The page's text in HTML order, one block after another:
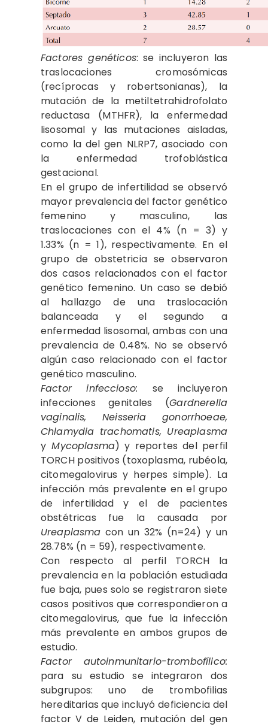
Factores genéticos: se incluyeron las
traslocaciones cromosómicas
(recíprocas y robertsonianas), la
mutación de la metiltetrahidrofolato
reductasa (MTHFR), la enfermedad
lisosomal y las mutaciones aisladas,
como la del gen NLRP7, asociado con
la enfermedad trofoblástica
gestacional.
En el grupo de infertilidad se observó
mayor prevalencia del factor genético
femenino y masculino, las
traslocaciones con el 4% (n = 3) y
1.33% (n = 1), respectivamente. En el
grupo de obstetricia se observaron
dos casos relacionados con el factor
genético femenino. Un caso se debió
al hallazgo de una traslocación
balanceada y el segundo a
enfermedad lisosomal, ambas con una
prevalencia de 0.48%. No se observó
algún caso relacionado con el factor
genético masculino.
Factor infeccioso: se incluyeron
infecciones genitales (Gardnerella
vaginalis, Neisseria gonorrhoeae,
Chlamydia trachomatis, Ureaplasma
y Mycoplasma) y reportes del perfil
TORCH positivos (toxoplasma, rubéola,
citomegalovirus y herpes simple). La
infección más prevalente en el grupo
de infertilidad y el de pacientes
obstétricas fue la causada por
Ureaplasma con un 32% (n=24) y un
28.78% (n = 59), respectivamente.
Con respecto al perfil TORCH la
prevalencia en la población estudiada
fue baja, pues solo se registraron siete
casos positivos que correspondieron a
citomegalovirus, que fue la infección
más prevalente en ambos grupos de
estudio.
Factor autoinmunitario-trombofílico:
para su estudio se integraron dos
subgrupos: uno de trombofilias
hereditarias que incluyó deficiencia del
factor V de Leiden, mutación del gen